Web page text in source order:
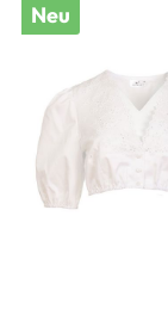
Neu